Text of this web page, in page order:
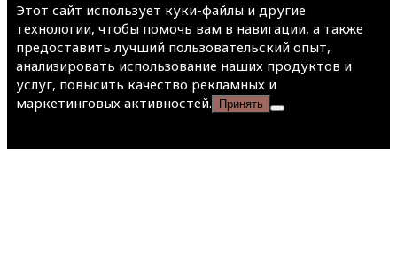
Этот сайт использует куки-файлы и другие
технологии, чтобы помочь вам в навигации, а также
предоставить лучший пользовательский опыт,
анализировать использование наших продуктов и
услуг, повысить качество рекламных и
маркетинговых активностей.
Принять